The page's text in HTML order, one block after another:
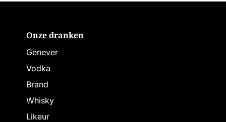
Onze dranken
Genever
Vodka
Brand
Whisky
Likeur